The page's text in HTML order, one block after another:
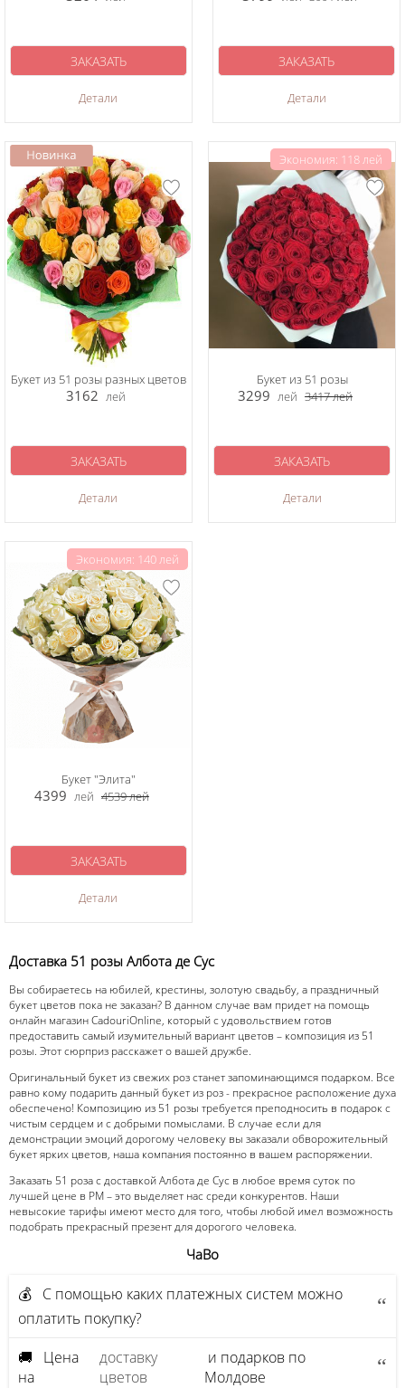
Детали
ЗАКАЗАТЬ
Детали
ЗАКАЗАТЬ
Букет из 51 розы разных цветов
3162 лей
Детали
ЗАКАЗАТЬ
Экономия: 118 лей
Букет из 51 розы
3299 лей 3417лей
Детали
ЗАКАЗАТЬ
Экономия: 140 лей
Букет "Элита"
4399 лей 4539лей
Детали
ЗАКАЗАТЬ
Доставка 51 розы Албота де Сус
Вы собираетесь на юбилей, крестины, золотую свадьбу, а праздничный
букет цветов пока не заказан? В данном случае вам придет на помощь
онлайн магазин CadouriOnline, который с удовольствием готов
предоставить самый изумительный вариант цветов – композиция из 51
розы. Этот сюрприз расскажет о вашей дружбе.
Оригинальный букет из свежих роз станет запоминающимся подарком. Все
равно кому подарить данный букет из роз - прекрасное расположение духа
обеспечено! Композицию из 51 розы требуется преподносить в подарок с
чистым сердцем и с добрыми помыслами. В случае если для
демонстрации эмоций дорогому человеку вы заказали обворожительный
букет ярких цветов, наша компания постоянно в вашем распоряжении.
Заказать 51 роза с доставкой Албота де Сус в любое время суток по
лучшей цене в РМ – это выделяет нас среди конкурентов. Наши
невысокие тарифы имеют место для того, чтобы любой имел возможность
подобрать прекрасный презент для дорогого человека.
ЧаВо
💰 С помощью каких платежных систем можно
оплатить покупку?
🚚 Цена
на
доставку
цветов
и подарков по
Молдове